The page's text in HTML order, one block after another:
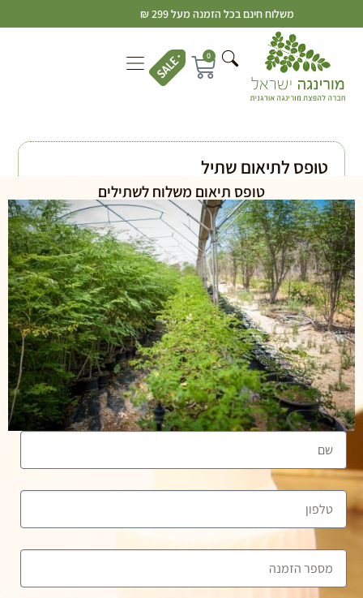
משלוח חינם בכל הזמנה מעל 299 ₪
0
טופס לתיאום שתיל
טופס תיאום משלוח לשתילים